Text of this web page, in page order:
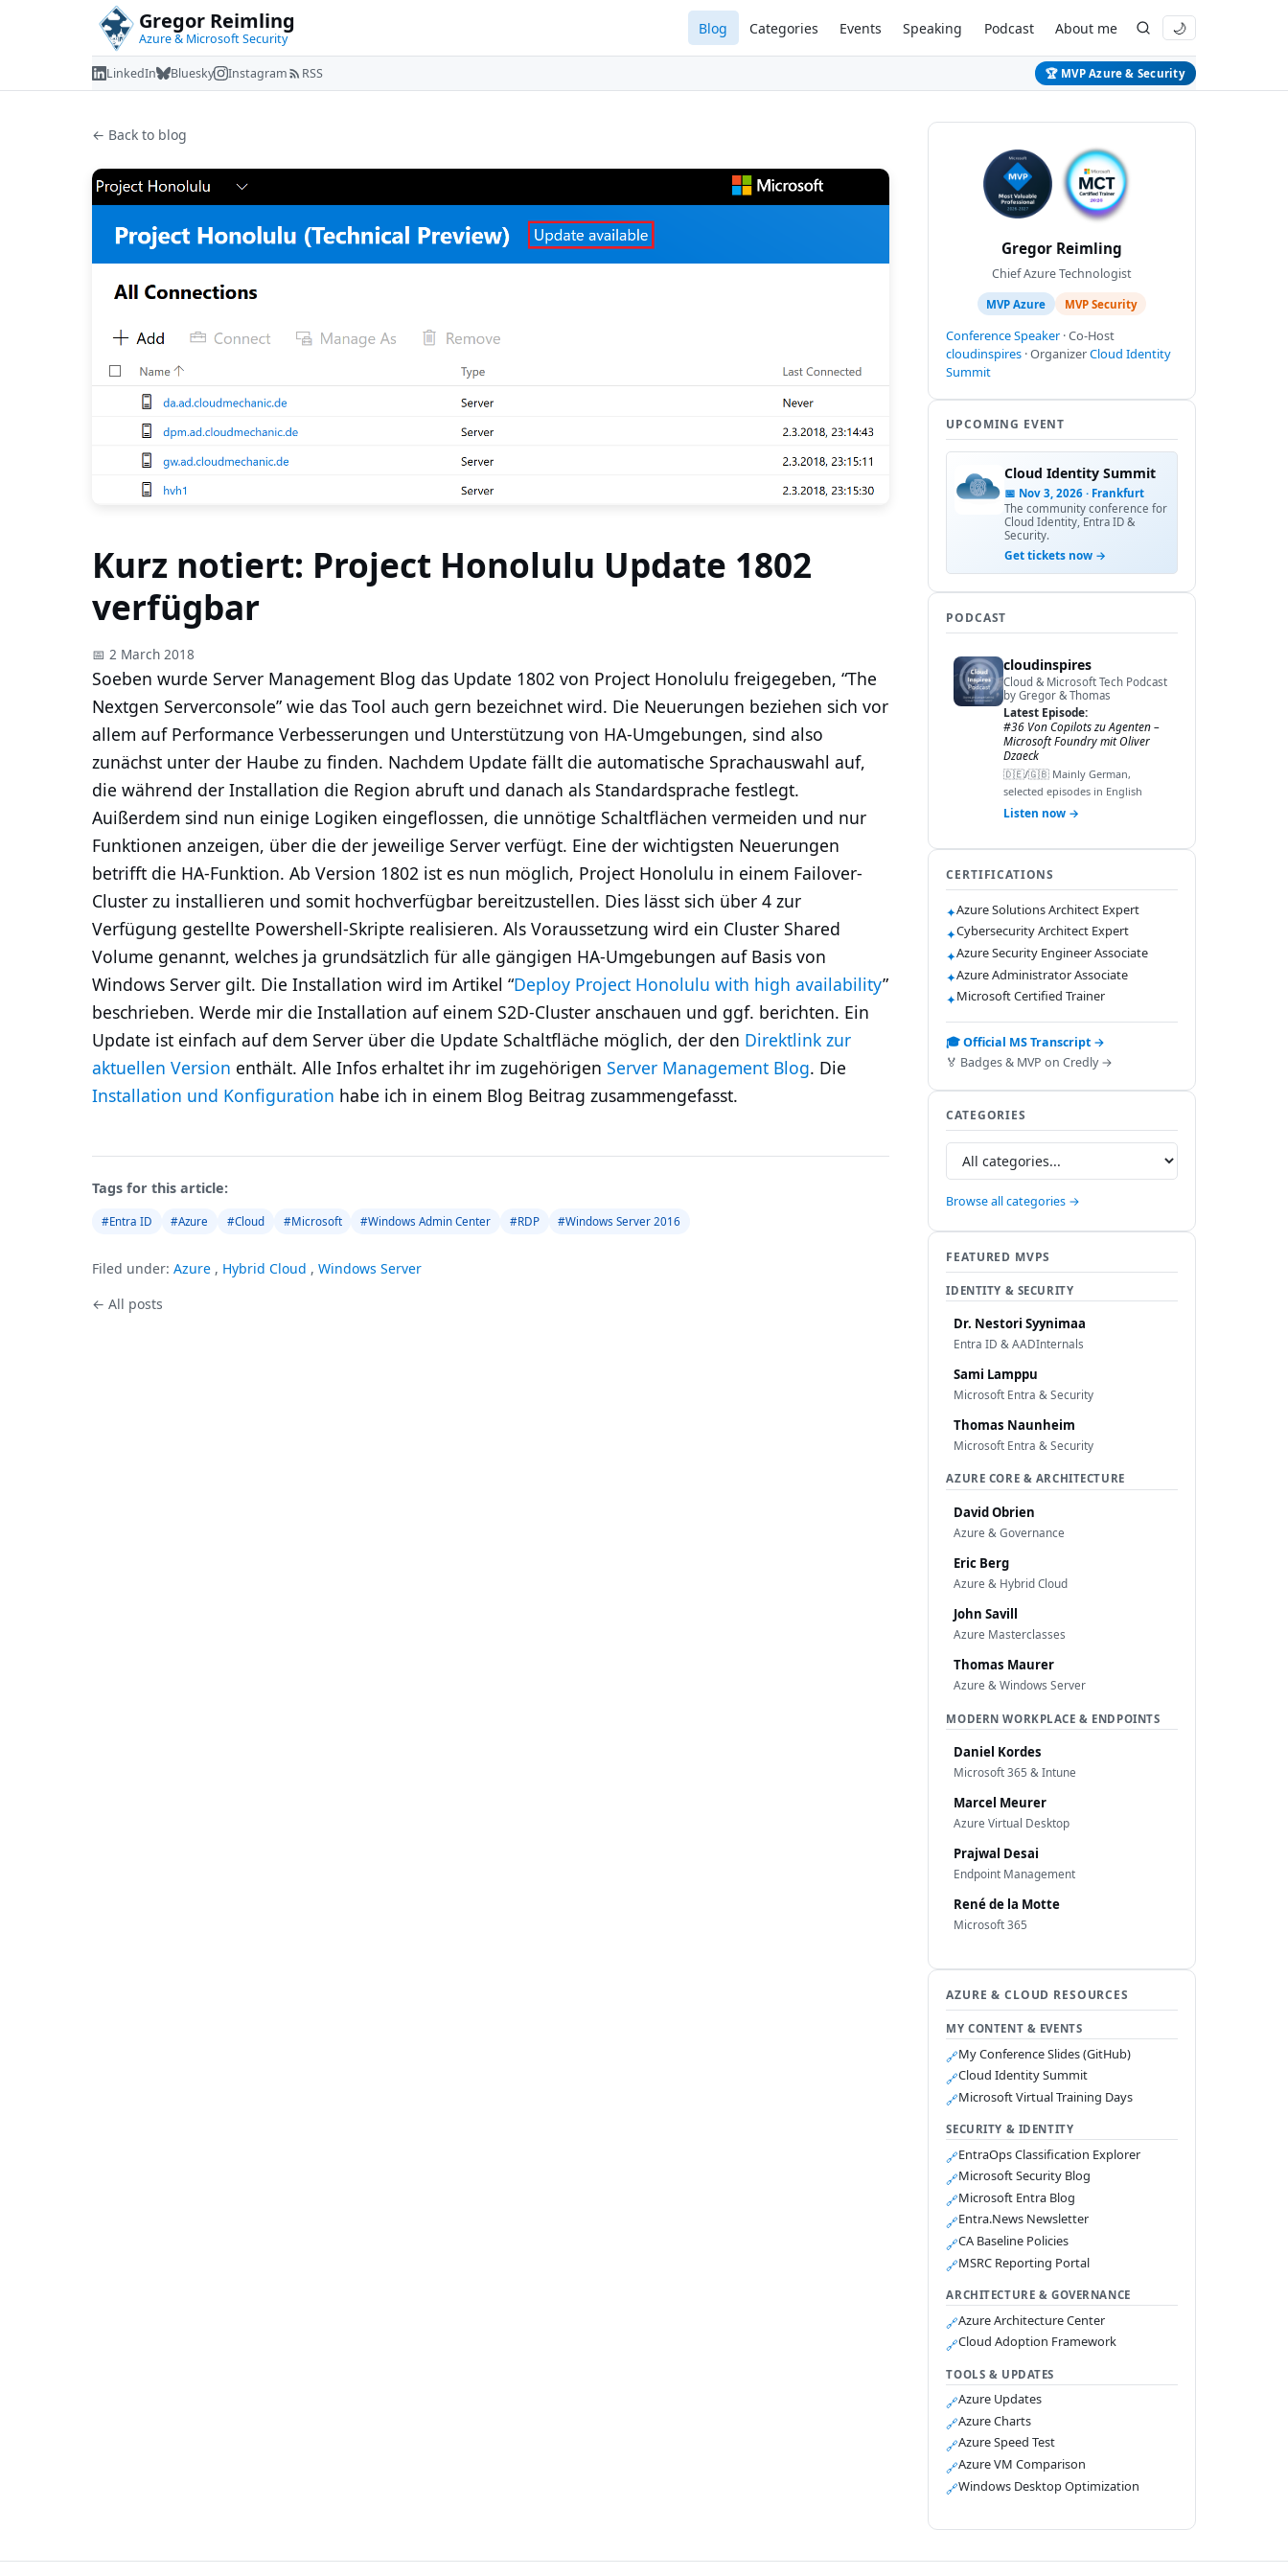
Gregor Reimling
Azure & Microsoft Security
Blog Categories Events Speaking Podcast About me 🌙
LinkedIn Bluesky Instagram RSS 🏆 MVP Azure & Security
← Back to blog
Kurz notiert: Project Honolulu Update 1802
verfügbar
📅 2 March 2018
Soeben wurde Server Management Blog das Update 1802 von Project Honolulu freigegeben, “The
Nextgen Serverconsole” wie das Tool auch gern bezeichnet wird. Die Neuerungen beziehen sich vor
allem auf Performance Verbesserungen und Unterstützung von HA-Umgebungen, sind also
zunächst unter der Haube zu finden. Nachdem Update fällt die automatische Sprachauswahl auf,
die während der Installation die Region abruft und danach als Standardsprache festlegt.
Auißerdem sind nun einige Logiken eingeflossen, die unnötige Schaltflächen vermeiden und nur
Funktionen anzeigen, über die der jeweilige Server verfügt. Eine der wichtigsten Neuerungen
betrifft die HA-Funktion. Ab Version 1802 ist es nun möglich, Project Honolulu in einem Failover-
Cluster zu installieren und somit hochverfügbar bereitzustellen. Dies lässt sich über 4 zur
Verfügung gestellte Powershell-Skripte realisieren. Als Voraussetzung wird ein Cluster Shared
Volume genannt, welches ja grundsätzlich für alle gängigen HA-Umgebungen auf Basis von
Windows Server gilt. Die Installation wird im Artikel “Deploy Project Honolulu with high availability”
beschrieben. Werde mir die Installation auf einem S2D-Cluster anschauen und ggf. berichten. Ein
Update ist einfach auf dem Server über die Update Schaltfläche möglich, der den Direktlink zur
aktuellen Version enthält. Alle Infos erhaltet ihr im zugehörigen Server Management Blog. Die
Installation und Konfiguration habe ich in einem Blog Beitrag zusammengefasst.
Tags for this article:
#Entra ID #Azure #Cloud #Microsoft #Windows Admin Center #RDP #Windows Server 2016
Filed under: Azure , Hybrid Cloud , Windows Server
← All posts
Gregor Reimling
Chief Azure Technologist
MVP Azure MVP Security
Conference Speaker · Co-Host
cloudinspires · OrganizerCloud Identity
Summit
UPCOMING EVENT
Cloud Identity Summit
📅 Nov 3, 2026 · Frankfurt
The community conference for
Cloud Identity, Entra ID &
Security.
Get tickets now →
PODCAST
cloudinspires
Cloud & Microsoft Tech Podcast
by Gregor & Thomas
Latest Episode:
#36 Von Copilots zu Agenten –
Microsoft Foundry mit Oliver
Dzaeck
🇩🇪/🇬🇧 Mainly German,
selected episodes in English
Listen now →
CERTIFICATIONS
✦Azure Solutions Architect Expert
✦Cybersecurity Architect Expert
✦Azure Security Engineer Associate
✦Azure Administrator Associate
✦Microsoft Certified Trainer
🎓 Official MS Transcript →
🏅 Badges & MVP on Credly →
CATEGORIES
Browse all categories →
FEATURED MVPS
IDENTITY & SECURITY
Dr. Nestori Syynimaa
Entra ID & AADInternals
Sami Lamppu
Microsoft Entra & Security
Thomas Naunheim
Microsoft Entra & Security
AZURE CORE & ARCHITECTURE
David Obrien
Azure & Governance
Eric Berg
Azure & Hybrid Cloud
John Savill
Azure Masterclasses
Thomas Maurer
Azure & Windows Server
MODERN WORKPLACE & ENDPOINTS
Daniel Kordes
Microsoft 365 & Intune
Marcel Meurer
Azure Virtual Desktop
Prajwal Desai
Endpoint Management
René de la Motte
Microsoft 365
AZURE & CLOUD RESOURCES
MY CONTENT & EVENTS
🔗My Conference Slides (GitHub)
🔗Cloud Identity Summit
🔗Microsoft Virtual Training Days
SECURITY & IDENTITY
🔗EntraOps Classification Explorer
🔗Microsoft Security Blog
🔗Microsoft Entra Blog
🔗Entra.News Newsletter
🔗CA Baseline Policies
🔗MSRC Reporting Portal
ARCHITECTURE & GOVERNANCE
🔗Azure Architecture Center
🔗Cloud Adoption Framework
TOOLS & UPDATES
🔗Azure Updates
🔗Azure Charts
🔗Azure Speed Test
🔗Azure VM Comparison
🔗Windows Desktop Optimization